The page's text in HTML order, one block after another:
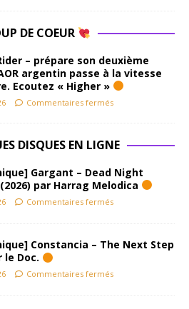
DE COEUR
– prépare son deuxième
argentin passe à la vitesse
Ecoutez « Higher »
Commentaires fermés
DISQUES EN LIGNE
Gargant – Dead Night
par Harrag Melodica
Commentaires fermés
Constancia – The Next Step
le Doc.
Commentaires fermés